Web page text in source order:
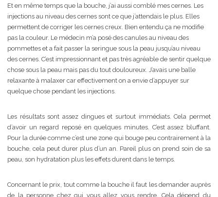
Et en même temps que la bouche, j’ai aussi comblé mes cernes. Les
injections au niveau des cernes sont ce que j’attendais le plus. Elles
permettent de corriger les cernes creux. Bien entendu ça ne modifie
pas la couleur. Le médecin m’a posé des canules au niveau des
pommettes et a fait passer la seringue sous la peau jusqu’au niveau
des cernes. C’est impressionnant et pas très agréable de sentir quelque
chose sous la peau mais pas du tout douloureux. J’avais une balle
relaxante à malaxer car effectivement on a envie d’appuyer sur
quelque chose pendant les injections.
Les résultats sont assez dingues et surtout immédiats. Cela permet
d’avoir un regard reposé en quelques minutes. C’est assez bluffant.
Pour la durée comme c’est une zone qui bouge peu contrairement à la
bouche, cela peut durer plus d’un an. Pareil plus on prend soin de sa
peau, son hydratation plus les effets durent dans le temps.
Concernant le prix, tout comme la bouche il faut les demander auprès
de la personne chez qui vous allez vous rendre. Cela dépend du